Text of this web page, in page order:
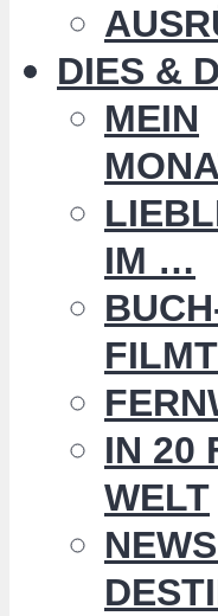
DIES &
MEIN
IM …
IN 20
WELT